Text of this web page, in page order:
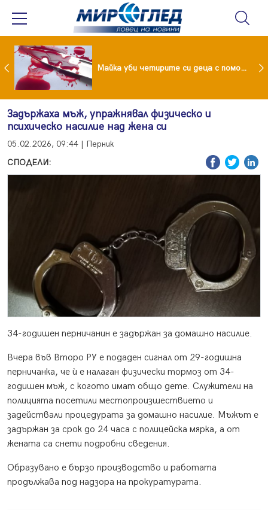
Проф.Кантарджиев: Пазете се от комарите и полово предаваните инфекции Майка уби четирите си деца с помощта на баба им, след което се самоуби
Задържаха мъж, упражнявал физическо и
психическо насилие над жена си
05.02.2026, 09:44 | Перник
СПОДЕЛИ:
34-годишен перничанин е задържан за домашно насилие.
Вчера във Второ РУ е подаден сигнал от 29-годишна
перничанка, че ѝ е налаган физически тормоз от 34-
годишен мъж, с когото имат общо дете. Служители на
полицията посетили местопроизшествието и
задействали процедурата за домашно насилие. Мъжът е
задържан за срок до 24 часа с полицейска мярка, а от
жената са снети подробни сведения.
Образувано е бързо производство и работата
продължава под надзора на прокуратурата.